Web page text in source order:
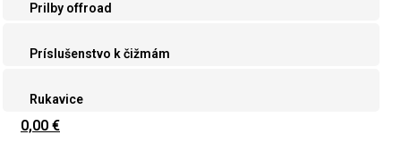
Prilby offroad
Príslušenstvo k čižmám
Rukavice
0,00 €